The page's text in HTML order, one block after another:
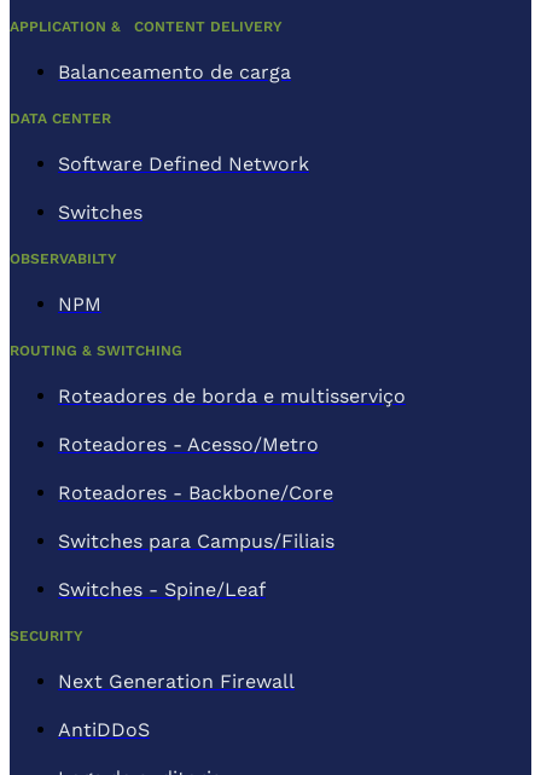
APPLICATION & CONTENT DELIVERY
Balanceamento de carga
DATA CENTER
Software Defined Network
Switches
OBSERVABILTY
NPM
ROUTING & SWITCHING
Roteadores de borda e multisserviço
Roteadores - Acesso/Metro
Roteadores - Backbone/Core
Switches para Campus/Filiais
Switches - Spine/Leaf
SECURITY
Next Generation Firewall
AntiDDoS